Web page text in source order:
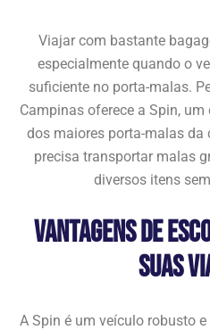
Viajar com bastante
especialmente quando o
suficiente no porta-malas.
Campinas oferece a Spin,
dos maiores porta-malas da
precisa transportar malas
diversos itens
Vantagens de
suas
A Spin é um veículo robusto